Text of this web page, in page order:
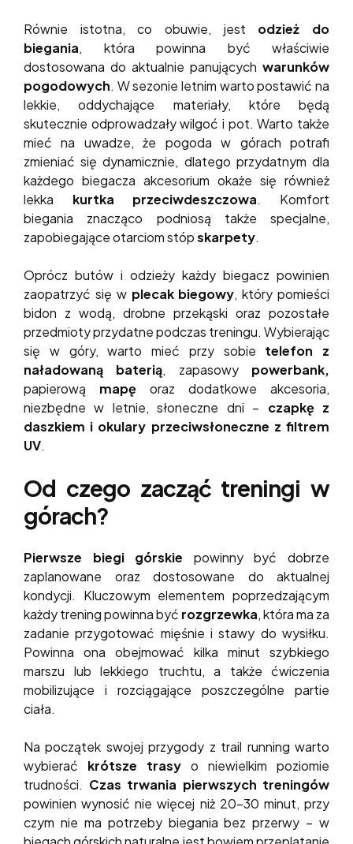
Równie istotna, co obuwie, jest odzież
do
biegania, która powinna być właściwie
dostosowana do aktualnie panujących warunków
pogodowych. W sezonie letnim warto postawić na
lekkie, oddychające materiały, które będą
skutecznie odprowadzały wilgoć i pot. Warto także
mieć na uwadze, że pogoda w górach potrafi
zmieniać się dynamicznie, dlatego przydatnym dla
każdego biegacza akcesorium okaże się również
lekka kurtka przeciwdeszczowa. Komfort
biegania znacząco podniosą także specjalne,
zapobiegające otarciom stópskarpety.
Oprócz butów i odzieży każdy biegacz powinien
zaopatrzyć się w plecak biegowy, który pomieści
bidon z wodą, drobne przekąski oraz pozostałe
przedmioty przydatne podczas treningu. Wybierając
się w góry, warto mieć przy sobie telefon z
naładowaną baterią, zapasowy powerbank,
papierową mapę oraz dodatkowe akcesoria,
niezbędne w letnie, słoneczne dni – czapkę z
daszkiem i okulary przeciwsłoneczne z filtrem
UV.
Od czego zacząć treningi w
górach?
Pierwsze biegi górskie powinny być dobrze
zaplanowane oraz dostosowane do aktualnej
kondycji. Kluczowym elementem poprzedzającym
każdy trening powinna być rozgrzewka, która ma za
zadanie przygotować mięśnie i stawy do wysiłku.
Powinna ona obejmować kilka minut szybkiego
marszu lub lekkiego truchtu, a także ćwiczenia
mobilizujące i rozciągające poszczególne partie
ciała.
Na początek swojej przygody z trail running warto
wybierać krótsze trasy o niewielkim poziomie
trudności. Czas trwania pierwszych treningów
powinien wynosić nie więcej niż 20–30 minut, przy
czym nie ma potrzeby biegania bez przerwy – w